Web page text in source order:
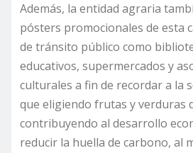
Además, la entidad agraria
pósters promocionales de esta
de tránsito público como
educativos, supermercados y
culturales a fin de recordar a la
que eligiendo frutas y verduras
contribuyendo al desarrollo
reducir la huella de carbono, al